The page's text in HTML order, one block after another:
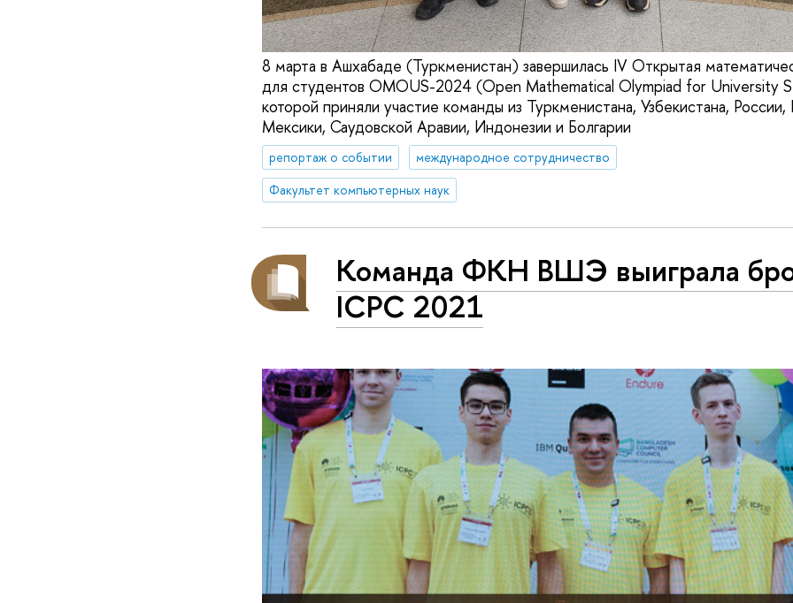
8 марта в Ашхабаде (Туркменистан) завершилась IV Открытая
для студентов OMOUS-2024 (Open Mathematical Olympiad for University
которой приняли участие команды из Туркменистана, Узбекистана,
Мексики, Саудовской Аравии, Индонезии и Болгарии
репортаж о событии
международное сотрудничество
Факультет компьютерных наук
Команда ФКН ВШЭ выиграла
ICPC 2021